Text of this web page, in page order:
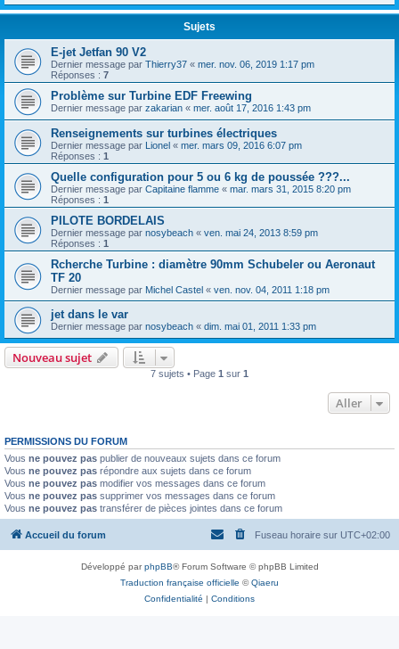
Sujets
E-jet Jetfan 90 V2
Dernier message par Thierry37 « mer. nov. 06, 2019 1:17 pm
Réponses : 7
Problème sur Turbine EDF Freewing
Dernier message par zakarian « mer. août 17, 2016 1:43 pm
Renseignements sur turbines électriques
Dernier message par Lionel « mer. mars 09, 2016 6:07 pm
Réponses : 1
Quelle configuration pour 5 ou 6 kg de poussée ???...
Dernier message par Capitaine flamme « mar. mars 31, 2015 8:20 pm
Réponses : 1
PILOTE BORDELAIS
Dernier message par nosybeach « ven. mai 24, 2013 8:59 pm
Réponses : 1
Rcherche Turbine : diamètre 90mm Schubeler ou Aeronaut
TF 20
Dernier message par Michel Castel « ven. nov. 04, 2011 1:18 pm
jet dans le var
Dernier message par nosybeach « dim. mai 01, 2011 1:33 pm
Nouveau sujet
7 sujets • Page 1 sur 1
Aller
PERMISSIONS DU FORUM
Vous ne pouvez pas publier de nouveaux sujets dans ce forum
Vous ne pouvez pas répondre aux sujets dans ce forum
Vous ne pouvez pas modifier vos messages dans ce forum
Vous ne pouvez pas supprimer vos messages dans ce forum
Vous ne pouvez pas transférer de pièces jointes dans ce forum
Accueil du forum Fuseau horaire sur UTC+02:00
Développé parphpBB® Forum Software © phpBB Limited
Traduction française officielle ©Qiaeru
Confidentialité | Conditions